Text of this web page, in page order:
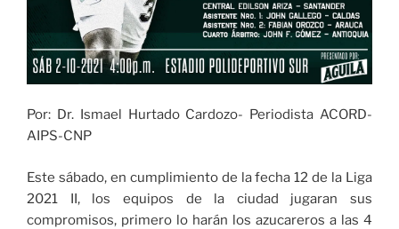
Por: Dr. Ismael Hurtado Cardozo- Periodista ACORD-
AIPS-CNP
Este sábado, en cumplimiento de la fecha 12 de la Liga
2021 II, los equipos de la ciudad jugaran sus
compromisos, primero lo harán los azucareros a las 4